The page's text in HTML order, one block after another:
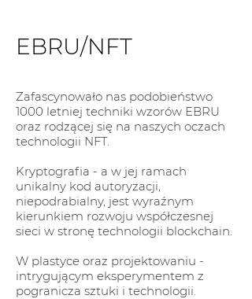
EBRU/NFT
Zafascynowało nas podobieństwo
1000 letniej techniki wzorów EBRU
oraz rodzącej się na naszych oczach
technologii NFT.
Kryptografia - a w jej ramach
unikalny kod autoryzacji,
niepodrabialny, jest wyraźnym
kierunkiem rozwoju współczesnej
sieci w stronę technologii blockchain.
W plastyce oraz projektowaniu -
intrygującym eksperymentem z
pogranicza sztuki i technologii.